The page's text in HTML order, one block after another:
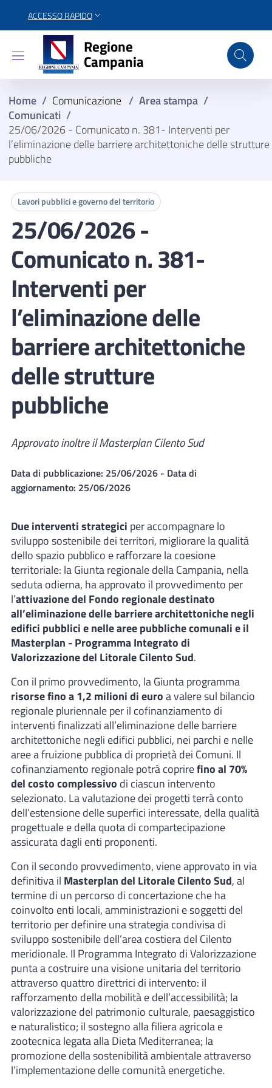
ACCESSO RAPIDO
Regione Campania
Regione
Campania
Home / Comunicazione / Area stampa /
Comunicati /
25/06/2026 - Comunicato n. 381- Interventi per
l’eliminazione delle barriere architettoniche delle strutture
pubbliche
Lavori pubblici e governo del territorio
25/06/2026 -
Comunicato n. 381-
Interventi per
l’eliminazione delle
barriere architettoniche
delle strutture
pubbliche
Approvato inoltre il Masterplan Cilento Sud
Data di pubblicazione: 25/06/2026 - Data di
aggiornamento: 25/06/2026
Due interventi strategici per accompagnare lo
sviluppo sostenibile dei territori, migliorare la qualità
dello spazio pubblico e rafforzare la coesione
territoriale: la Giunta regionale della Campania, nella
seduta odierna, ha approvato il provvedimento per
l’attivazione del Fondo regionale destinato
all’eliminazione delle barriere architettoniche negli
edifici pubblici e nelle aree pubbliche comunali e il
Masterplan - Programma Integrato di
Valorizzazione del Litorale Cilento Sud.
Con il primo provvedimento, la Giunta programma
risorse fino a 1,2 milioni di euroa valere sul bilancio
regionale pluriennale per il cofinanziamento di
interventi finalizzati all’eliminazione delle barriere
architettoniche negli edifici pubblici, nei parchi e nelle
aree a fruizione pubblica di proprietà dei Comuni. Il
cofinanziamento regionale potrà coprirefino al 70%
del costo complessivo di ciascun intervento
selezionato. La valutazione dei progetti terrà conto
dell’estensione delle superfici interessate, della qualità
progettuale e della quota di compartecipazione
assicurata dagli enti proponenti.
Con il secondo provvedimento, viene approvato in via
definitiva il Masterplan del Litorale Cilento Sud, al
termine di un percorso di concertazione che ha
coinvolto enti locali, amministrazioni e soggetti del
territorio per definire una strategia condivisa di
sviluppo sostenibile dell’area costiera del Cilento
meridionale. Il Programma Integrato di Valorizzazione
punta a costruire una visione unitaria del territorio
attraverso quattro direttrici di intervento: il
rafforzamento della mobilità e dell’accessibilità; la
valorizzazione del patrimonio culturale, paesaggistico
e naturalistico; il sostegno alla filiera agricola e
zootecnica legata alla Dieta Mediterranea; la
promozione della sostenibilità ambientale attraverso
l’implementazione delle comunità energetiche.